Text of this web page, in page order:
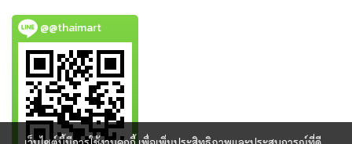
@@thaimart